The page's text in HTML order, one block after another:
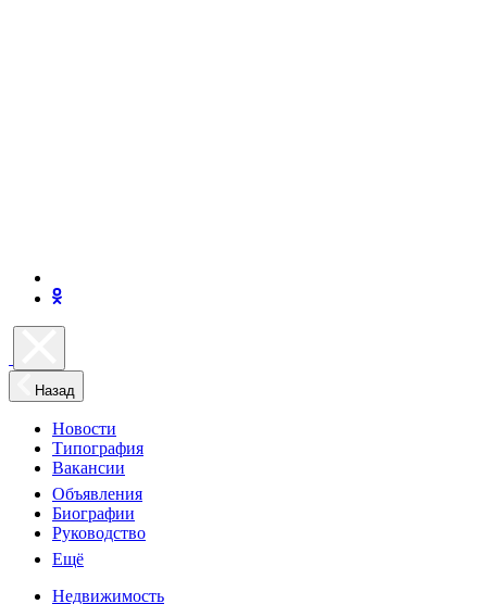
Назад
Новости
Типография
Вакансии
Объявления
Биографии
Руководство
Ещё
Недвижимость